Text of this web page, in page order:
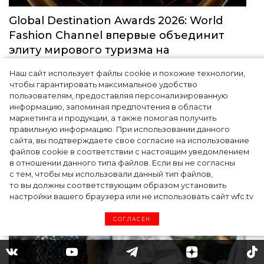
Наш сайт использует файлы cookie и похожие технологии,
чтобы гарантировать максимальное удобство
пользователям, предоставляя персонализированную
информацию, запоминая предпочтения в области
маркетинга и продукции, а также помогая получить
правильную информацию. При использовании данного
сайта, вы подтверждаете свое согласие на использование
файлов cookie в соответствии с настоящим уведомлением
в отношении данного типа файлов. Если вы не согласны
с тем, чтобы мы использовали данный тип файлов,
то вы должны соответствующим образом установить
настройки вашего браузера или не использовать сайт wfc.tv
СОГЛАСЕН
Global Destination Awards 2026: World
Fashion Channel впервые объединит
элиту мирового туризма на
Мода